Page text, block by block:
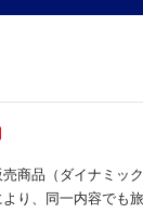
商品（ダイナミッ
り、同一内容でも